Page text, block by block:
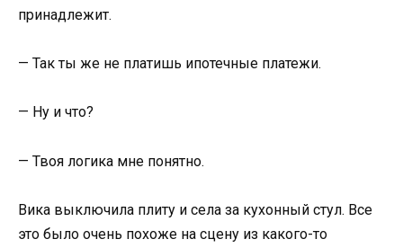
принадлежит.
— Так ты же не платишь ипотечные платежи.
— Ну и что?
— Твоя логика мне понятно.
Вика выключила плиту и села за кухонный стул. Все
это было очень похоже на сцену из какого-то